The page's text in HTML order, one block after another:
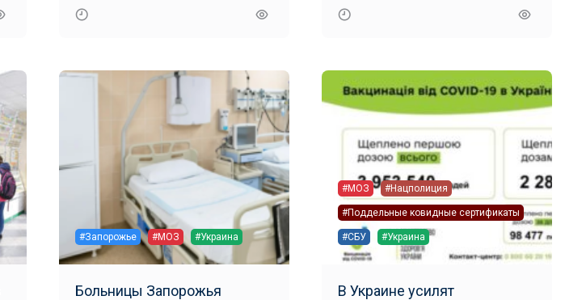
#Запорожье #МОЗ #Украина
Больницы Запорожья
#МОЗ #Нацполиция
#Поддельные ковидные сертификаты
#СБУ #Украина
В Украине усилят